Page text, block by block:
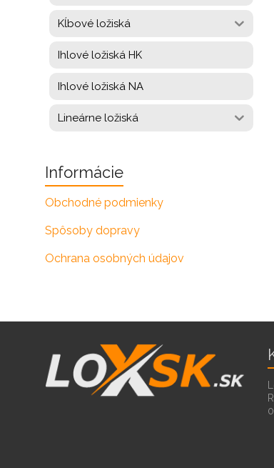
Kĺbové ložiská
Ihlové ložiská HK
Ihlové ložiská NA
Lineárne ložiská
Informácie
Obchodné podmienky
Spôsoby dopravy
Ochrana osobných údajov